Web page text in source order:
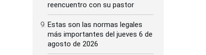
reencuentro con su pastor
Estas son las normas legales
más importantes del jueves 6 de
agosto de 2026